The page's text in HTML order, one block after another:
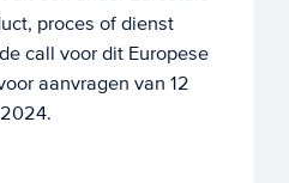
proces of dienst
call voor dit Europese
aanvragen van 12